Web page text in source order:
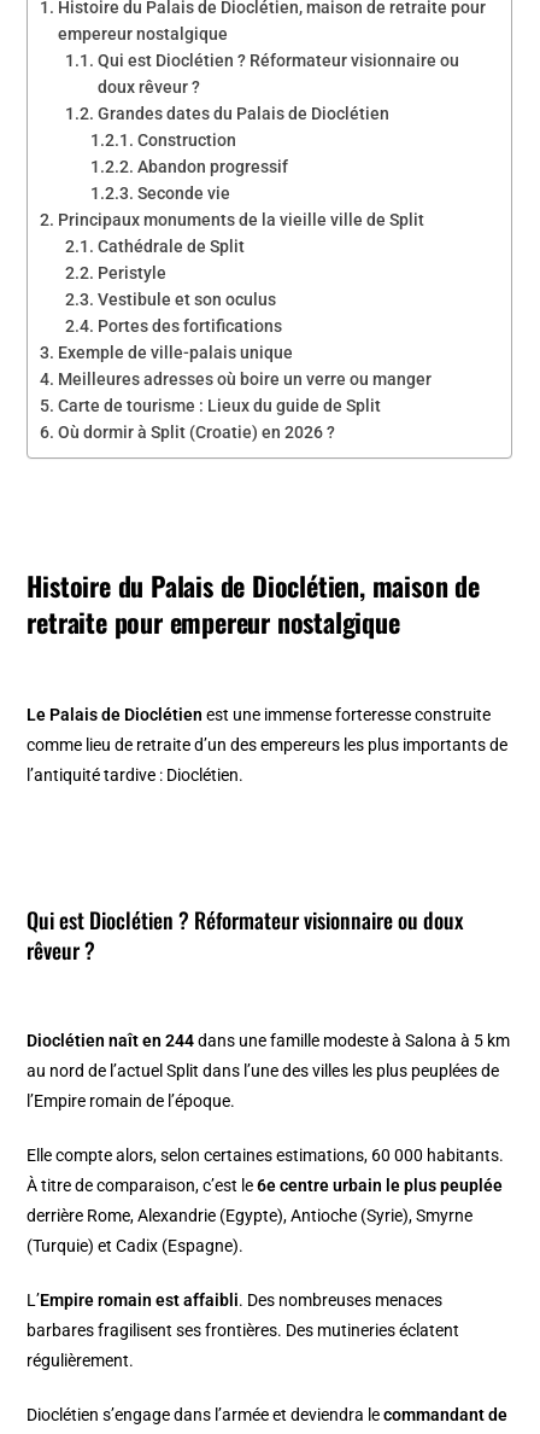
Histoire du Palais de Dioclétien, maison de retraite pour
empereur nostalgique
Qui est Dioclétien ? Réformateur visionnaire ou
doux rêveur ?
Grandes dates du Palais de Dioclétien
Construction
Abandon progressif
Seconde vie
Principaux monuments de la vieille ville de Split
Cathédrale de Split
Peristyle
Vestibule et son oculus
Portes des fortifications
Exemple de ville-palais unique
Meilleures adresses où boire un verre ou manger
Carte de tourisme : Lieux du guide de Split
Où dormir à Split (Croatie) en 2026 ?
Histoire du Palais de Dioclétien, maison de
retraite pour empereur nostalgique
Le Palais de Dioclétien est une immense forteresse construite
comme lieu de retraite d’un des empereurs les plus importants de
l’antiquité tardive : Dioclétien.
Qui est Dioclétien ? Réformateur visionnaire ou doux
rêveur ?
Dioclétien naît en 244dans une famille modeste à Salona à 5 km
au nord de l’actuel Split dans l’une des villes les plus peuplées de
l’Empire romain de l’époque.
Elle compte alors, selon certaines estimations, 60 000 habitants.
À titre de comparaison, c’est le6e centre urbain le plus peuplée
derrière Rome, Alexandrie (Egypte), Antioche (Syrie), Smyrne
(Turquie) et Cadix (Espagne).
L’Empire romain est affaibli. Des nombreuses menaces
barbares fragilisent ses frontières. Des mutineries éclatent
régulièrement.
Dioclétien s’engage dans l’armée et deviendra lecommandant de